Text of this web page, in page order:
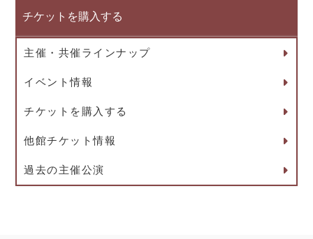
チケットを購入する
主催・共催ラインナップ
イベント情報
チケットを購入する
他館チケット情報
過去の主催公演